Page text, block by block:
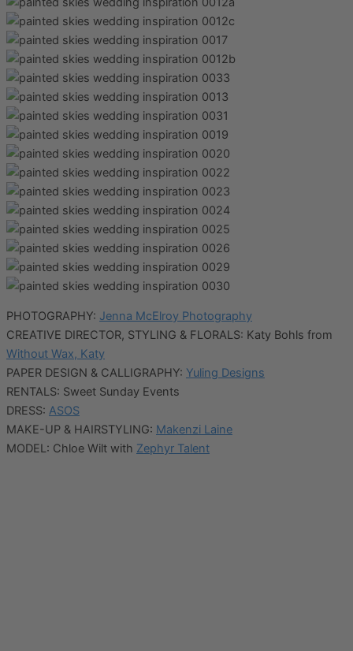
PHOTOGRAPHY: Jenna McElroy Photography
CREATIVE DIRECTOR, STYLING & FLORALS: Katy Bohls from
Without Wax, Katy
PAPER DESIGN & CALLIGRAPHY: Yuling Designs
RENTALS: Sweet Sunday Events
DRESS: ASOS
MAKE-UP & HAIRSTYLING: Makenzi Laine
MODEL: Chloe Wilt with Zephyr Talent